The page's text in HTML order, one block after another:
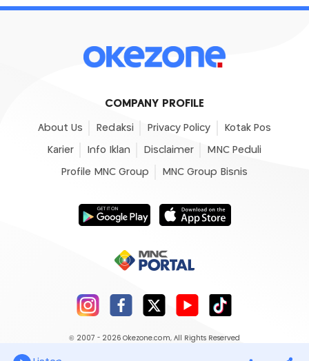
COMPANY PROFILE
About Us Redaksi Privacy Policy Kotak Pos
Karier Info Iklan Disclaimer MNC Peduli
Profile MNC Group MNC Group Bisnis
© 2007 - 2026 Okezone.com, All Rights Reserved